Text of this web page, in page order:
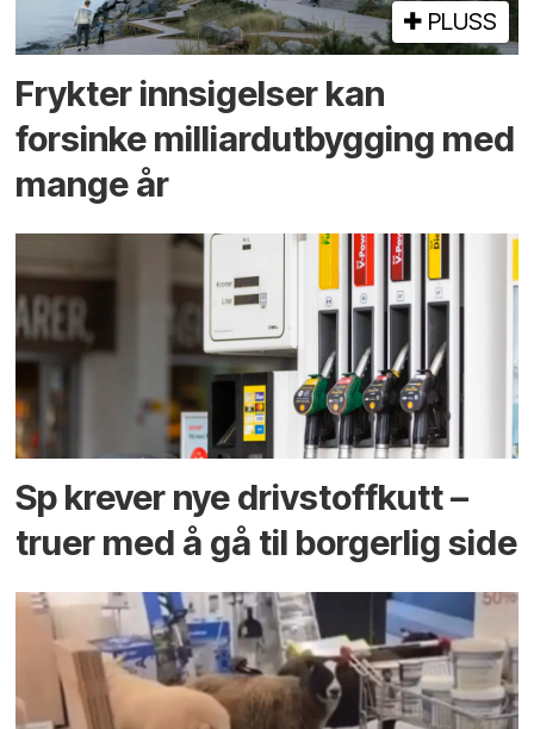
PLUSS
Frykter innsigelser kan
forsinke milliard­utbygging med
mange år
Sp krever nye drivstoffkutt –
truer med å gå til borgerlig side